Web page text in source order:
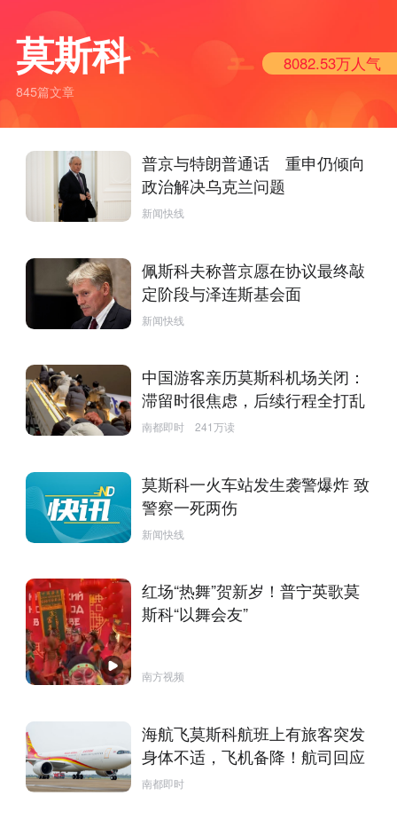
莫斯科
845篇文章
8082.53万人气
普京与特朗普通话 重申仍倾向
政治解决乌克兰问题
新闻快线
佩斯科夫称普京愿在协议最终敲
定阶段与泽连斯基会面
新闻快线
中国游客亲历莫斯科机场关闭：
滞留时很焦虑，后续行程全打乱
南都即时 241万读
莫斯科一火车站发生袭警爆炸 致
警察一死两伤
新闻快线
红场“热舞”贺新岁！普宁英歌莫
斯科“以舞会友”
南方视频
海航飞莫斯科航班上有旅客突发
身体不适，飞机备降！航司回应
南都即时